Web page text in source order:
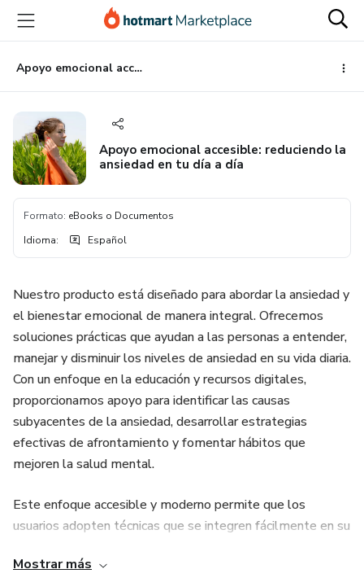
principal
página
de
página
Apoyo emocional accesible: reduciendo la ansiedad en tu día a día
Apoyo emocional accesible: reduciendo la
ansiedad en tu día a día
Formato: eBooks o Documentos
Idioma: Español
Nuestro producto está diseñado para abordar la ansiedad y
el bienestar emocional de manera integral. Ofrecemos
soluciones prácticas que ayudan a las personas a entender,
manejar y disminuir los niveles de ansiedad en su vida diaria.
Con un enfoque en la educación y recursos digitales,
proporcionamos apoyo para identificar las causas
subyacentes de la ansiedad, desarrollar estrategias
efectivas de afrontamiento y fomentar hábitos que
mejoren la salud mental.
Este enfoque accesible y moderno permite que los
usuarios adopten técnicas que se integren fácilmente en su
control de sus emociones. Ideal para jóvenes y adultos que
Mostrar más